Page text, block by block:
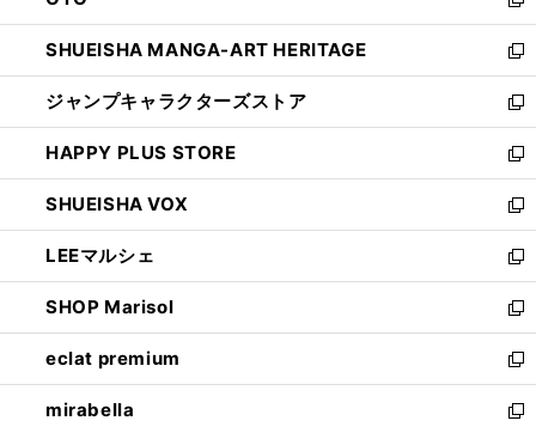
開
く
ウ
で
開
く
し
い
ウ
ィ
ン
ド
ウ
で
開
く
SHUEISHA MANGA-ART HERITAGE
新
し
い
ウ
ィ
ン
ド
ウ
で
開
く
ジャンプキャラクターズストア
新
し
い
ウ
ィ
ン
ド
ウ
で
開
く
HAPPY PLUS STORE
新
し
い
ウ
ィ
ン
ド
ウ
で
開
く
SHUEISHA VOX
新
し
い
ウ
ィ
ン
ド
ウ
で
LEEマルシェ
新
し
い
ウ
ィ
ン
ド
SHOP Marisol
新
し
い
ウ
ィ
eclat premium
新
し
い
mirabella
新